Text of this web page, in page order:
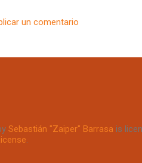
un comentario
Sebastián "Zaiper" Barrasa is
.